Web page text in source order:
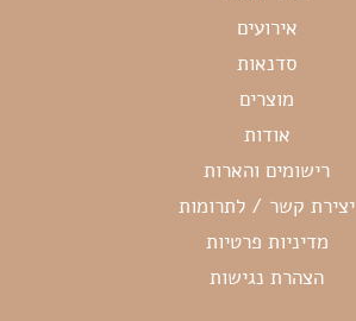
אירועים
סדנאות
מוצרים
אודות
רישומים והארות
יצירת קשר / לתרומות
מדיניות פרטיות
הצהרת נגישות